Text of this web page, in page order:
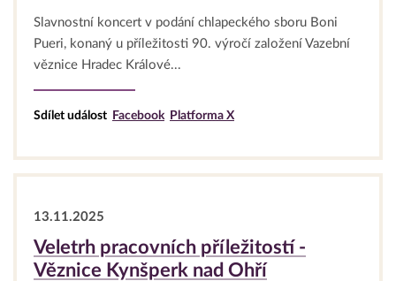
Slavnostní koncert v podání chlapeckého sboru Boni
Pueri, konaný u příležitosti 90. výročí založení Vazební
věznice Hradec Králové...
Sdílet událost Facebook Platforma X
13.11.2025
Veletrh pracovních příležitostí -
Věznice Kynšperk nad Ohří